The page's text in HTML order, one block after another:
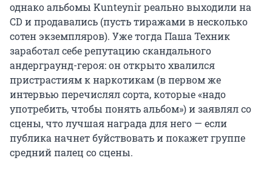
однако альбомы Kunteynir реально выходили на
CD и продавались (пусть тиражами в несколько
сотен экземпляров). Уже тогда Паша Техник
заработал себе репутацию скандального
андерграунд-героя: он открыто хвалился
пристрастиям к наркотикам (в первом же
интервью перечислял сорта, которые «надо
употребить, чтобы понять альбом») и заявлял со
сцены, что лучшая награда для него — если
публика начнет буйствовать и покажет группе
средний палец со сцены.